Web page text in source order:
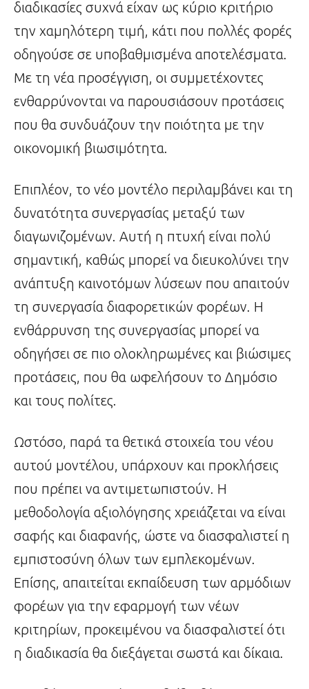
διαδικασίες συχνά είχαν ως κύριο κριτήριο
την χαμηλότερη τιμή, κάτι που πολλές φορές
οδηγούσε σε υποβαθμισμένα αποτελέσματα.
Με τη νέα προσέγγιση, οι συμμετέχοντες
ενθαρρύνονται να παρουσιάσουν προτάσεις
που θα συνδυάζουν την ποιότητα με την
οικονομική βιωσιμότητα.
Επιπλέον, το νέο μοντέλο περιλαμβάνει και τη
δυνατότητα συνεργασίας μεταξύ των
διαγωνιζομένων. Αυτή η πτυχή είναι πολύ
σημαντική, καθώς μπορεί να διευκολύνει την
ανάπτυξη καινοτόμων λύσεων που απαιτούν
τη συνεργασία διαφορετικών φορέων. Η
ενθάρρυνση της συνεργασίας μπορεί να
οδηγήσει σε πιο ολοκληρωμένες και βιώσιμες
προτάσεις, που θα ωφελήσουν το Δημόσιο
και τους πολίτες.
Ωστόσο, παρά τα θετικά στοιχεία του νέου
αυτού μοντέλου, υπάρχουν και προκλήσεις
που πρέπει να αντιμετωπιστούν. Η
μεθοδολογία αξιολόγησης χρειάζεται να είναι
σαφής και διαφανής, ώστε να διασφαλιστεί η
εμπιστοσύνη όλων των εμπλεκομένων.
Επίσης, απαιτείται εκπαίδευση των αρμόδιων
φορέων για την εφαρμογή των νέων
κριτηρίων, προκειμένου να διασφαλιστεί ότι
η διαδικασία θα διεξάγεται σωστά και δίκαια.